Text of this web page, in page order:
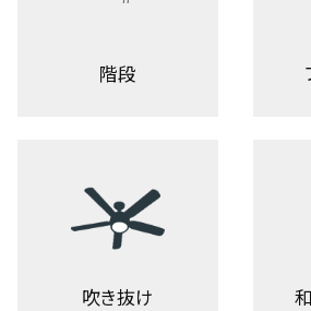
階段
吹き抜け